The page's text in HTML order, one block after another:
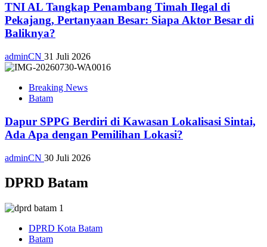
TNI AL Tangkap Penambang Timah Ilegal di
Pekajang, Pertanyaan Besar: Siapa Aktor Besar di
Baliknya?
adminCN 31 Juli 2026
Breaking News
Batam
Dapur SPPG Berdiri di Kawasan Lokalisasi Sintai,
Ada Apa dengan Pemilihan Lokasi?
adminCN 30 Juli 2026
DPRD Batam
DPRD Kota Batam
Batam